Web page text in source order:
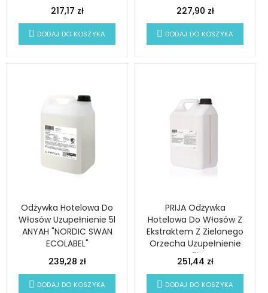
217,17 zł
DODAJ DO KOSZYKA
227,90 zł
DODAJ DO KOSZYKA
Odżywka Hotelowa Do
Włosów Uzupełnienie 5l
ANYAH "NORDIC SWAN
ECOLABEL"
239,28 zł
DODAJ DO KOSZYKA
PRIJA Odżywka
Hotelowa Do Włosów Z
Ekstraktem Z Zielonego
Orzecha Uzupełnienie
5l
251,44 zł
DODAJ DO KOSZYKA